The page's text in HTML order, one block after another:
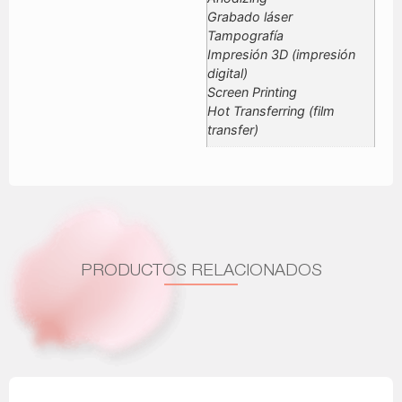
Grabado láser
Tampografía
Impresión 3D (impresión
digital)
Screen Printing
Hot Transferring (film
transfer)
PRODUCTOS RELACIONADOS